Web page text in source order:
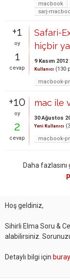
macbook
sarj-
+1
oy
1
cevap
Safari-
hiçbir
9 Kasım 2012
Kullanıcı (130
macbook-
+10
oy
2
cevap
mac ile
30 Ağustos
Yeni Kullanıcı (
macbook-
Daha
Hoş geldiniz,
Sihirli Elma Soru &
alabilirsiniz.
Detaylı bilgi için